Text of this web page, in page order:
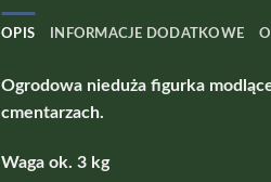
OPIS INFORMACJE DODATKOWE
Ogrodowa nieduża figurka
cmentarzach.
Waga ok. 3 kg